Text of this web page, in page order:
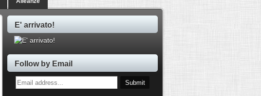
E' arrivato!
Follow by Email